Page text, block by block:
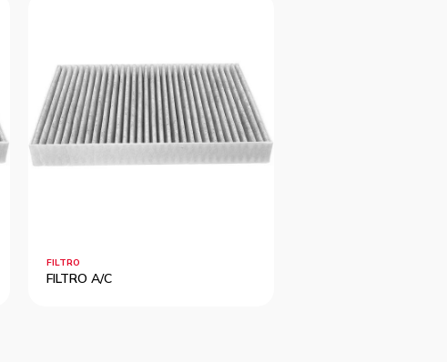
FILTRO
FILTRO A/C